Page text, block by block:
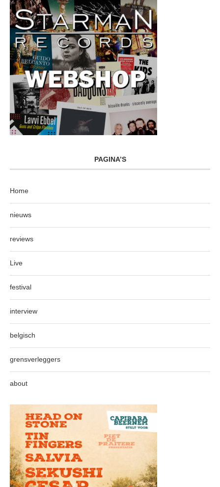
PAGINA’S
Home
nieuws
reviews
Live
festival
interview
belgisch
grensverleggers
about